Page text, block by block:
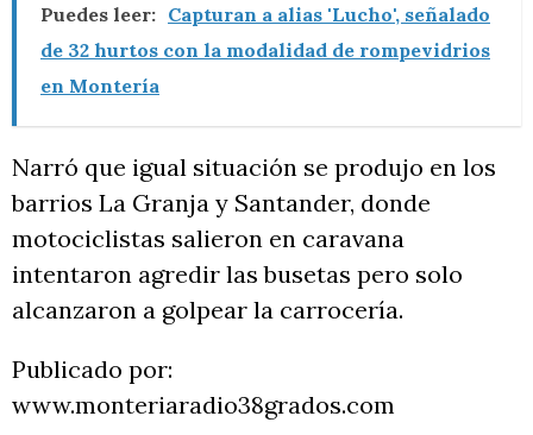
Puedes leer: Capturan a alias 'Lucho', señalado
de 32 hurtos con la modalidad de rompevidrios
en Montería
Narró que igual situación se produjo en los
barrios La Granja y Santander, donde
motociclistas salieron en caravana
intentaron agredir las busetas pero solo
alcanzaron a golpear la carrocería.
Publicado por:
www.monteriaradio38grados.com